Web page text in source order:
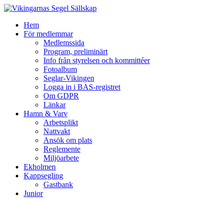
Hem
För medlemmar
Medlemssida
Program, preliminärt
Info från styrelsen och kommittéer
Fotoalbum
Seglar-Vikingen
Logga in i BAS-registret
Om GDPR
Länkar
Hamn & Varv
Arbetsplikt
Nattvakt
Ansök om plats
Reglemente
Miljöarbete
Ekholmen
Kappsegling
Gastbank
Junior